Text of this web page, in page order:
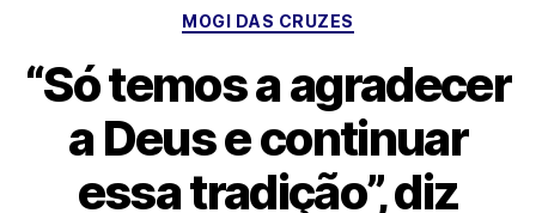
Categorias
MOGI DAS CRUZES
“Só temos a agradecer
a Deus e continuar
essa tradição”, diz